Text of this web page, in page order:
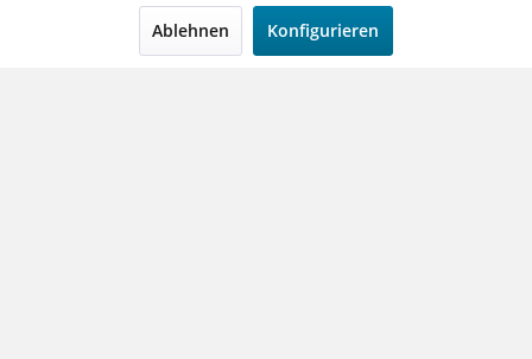
Reinigung zur Verwendung in Lebensmittelbetrieben
entwickelt worden. Sie ist sehr robust und die...
Ablehnen Konfigurieren